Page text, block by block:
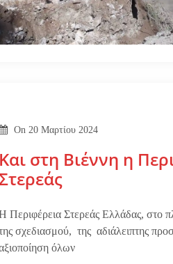
On 20 Μαρτίου 2024
Και στη Βιέννη η
Στερεάς
Περιφέρεια Στερεάς Ελλάδας, στο
σχεδιασμού, της αδιάλειπτης
όλων